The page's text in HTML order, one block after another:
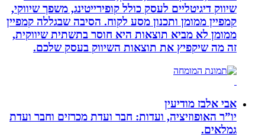
שיווק דיגיטליים לעסק כולל קופירייטינג, משפך שיווקי,
קמפיין ממומן ותכנון מסע לקוח. הסיבה שבגללה קמפיין
ממומן לא מביא תוצאות היא חוסר בתשתית שיווקית,
זה מה שיקפיץ את תוצאות השיווק בעסק שלכם.
אבי אלבז מודיעין
יו”ר האופוזיציה, ועדות: חבר ועדת מכרזים וחבר ועדת
גמלאים.